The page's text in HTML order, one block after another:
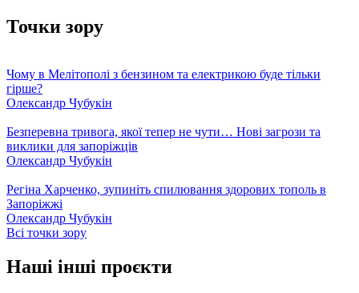
Точки зору
Чому в Мелітополі з бензином та електрикою буде тільки
гірше?
Олександр Чубукін
Безперевна тривога, якої тепер не чути… Нові загрози та
виклики для запоріжців
Олександр Чубукін
Регіна Харченко, зупиніть спилювання здорових тополь в
Запоріжжі
Олександр Чубукін
Всі точки зору
Наші інші проєкти